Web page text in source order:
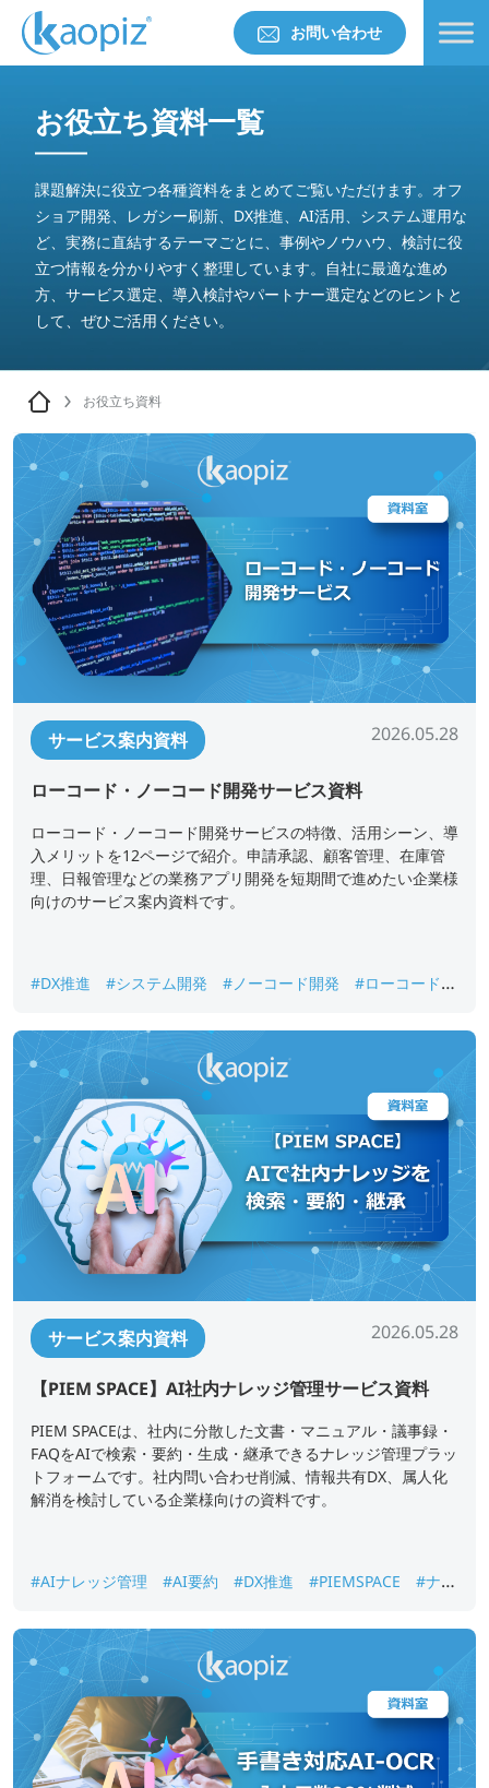
お問い合わせ
お役立ち資料一覧
課題解決に役立つ各種資料をまとめてご覧いただけます。オフ
ショア開発、レガシー刷新、DX推進、AI活用、システム運用な
ど、実務に直結するテーマごとに、事例やノウハウ、検討に役
立つ情報を分かりやすく整理しています。自社に最適な進め
方、サービス選定、導入検討やパートナー選定などのヒントと
して、ぜひご活用ください。
お役立ち資料
サービス案内資料 2026.05.28
ローコード・ノーコード開発サービス資料
ローコード・ノーコード開発サービスの特徴、活用シーン、導
入メリットを12ページで紹介。申請承認、顧客管理、在庫管
理、日報管理などの業務アプリ開発を短期間で進めたい企業様
向けのサービス案内資料です。
#DX推進 #システム開発 #ノーコード開発
#ローコード開
サービス案内資料 2026.05.28
【PIEM SPACE】AI社内ナレッジ管理サービス資料
PIEM SPACEは、社内に分散した文書・マニュアル・議事録・
FAQをAIで検索・要約・生成・継承できるナレッジ管理プラッ
トフォームです。社内問い合わせ削減、情報共有DX、属人化
解消を検討している企業様向けの資料です。
#AIナレッジ管理 #AI要約 #DX推進 #PIEMSPACE
#ナレ